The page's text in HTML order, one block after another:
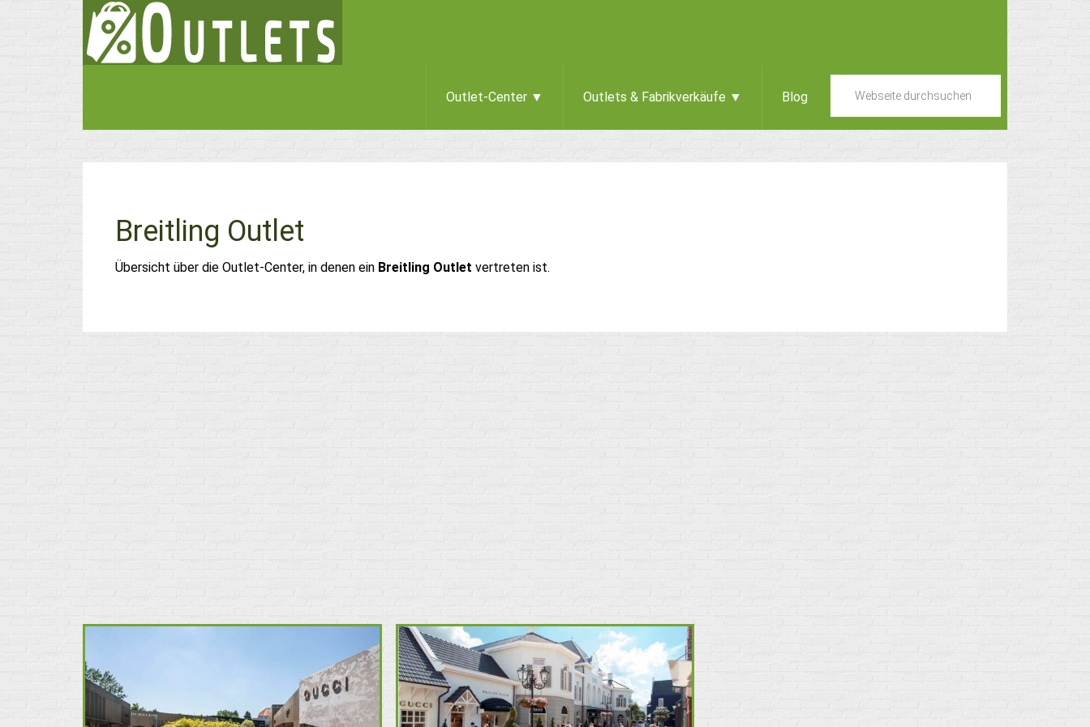
Outlet-Center ▼ Outlets & Fabrikverkäufe ▼ Blog
Breitling Outlet
Übersicht über die Outlet-Center, in denen ein Breitling Outlet vertreten ist.